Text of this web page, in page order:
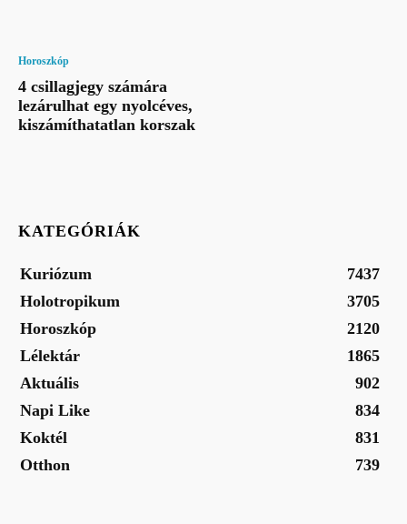
Horoszkóp
4 csillagjegy számára
lezárulhat egy nyolcéves,
kiszámíthatatlan korszak
KATEGÓRIÁK
Kuriózum
7437
Holotropikum
3705
Horoszkóp
2120
Lélektár
1865
Aktuális
902
Napi Like
834
Koktél
831
Otthon
739